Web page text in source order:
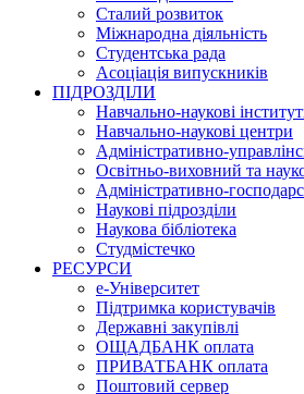
Сталий розвиток
Міжнародна діяльність
Студентська рада
Асоціація випускників
ПІДРОЗДІЛИ
Навчально-наукові
Навчально-наукові центри
Адміністративно-
Освітньо-виховний та
Адміністративно-
Наукові підрозділи
Наукова бібліотека
Студмістечко
РЕСУРСИ
е-Університет
Підтримка користувачів
Державні закупівлі
ОЩАДБАНК оплата
ПРИВАТБАНК оплата
Поштовий сервер